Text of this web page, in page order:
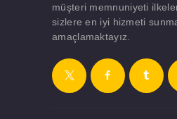
müşteri memnuniyeti
sizlere en iyi hizmeti
amaçlamaktayız.